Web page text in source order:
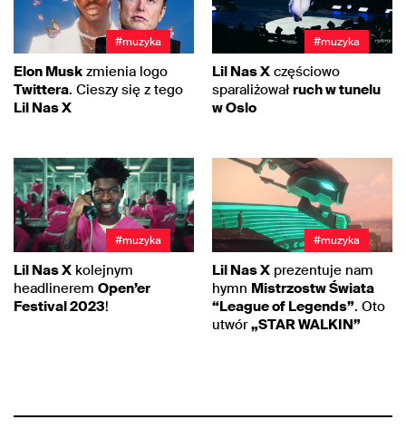
#muzyka
Elon Musk zmienia logo
Twittera. Cieszy się z tego
Lil Nas X
#muzyka
Lil Nas X częściowo
sparaliżował ruch w tunelu
w Oslo
#muzyka
Lil Nas X kolejnym
headlinerem Open’er
Festival 2023!
#muzyka
Lil Nas X prezentuje nam
hymn Mistrzostw Świata
“League of Legends”. Oto
utwór„STAR WALKIN”